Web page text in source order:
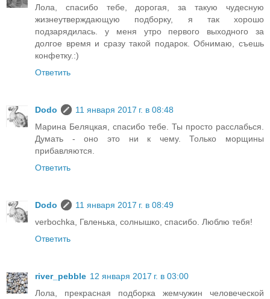
Лола, спасибо тебе, дорогая, за такую чудесную
жизнеутверждающую подборку, я так хорошо
подзарядилась. у меня утро первого выходного за
долгое время и сразу такой подарок. Обнимаю, съешь
конфетку.:)
Ответить
Dodo
11 января 2017 г. в 08:48
Марина Беляцкая, спасибо тебе. Ты просто расслабься.
Думать - оно это ни к чему. Только морщины
прибавляются.
Ответить
Dodo
11 января 2017 г. в 08:49
verbochka, Гвленька, солнышко, спасибо. Люблю тебя!
Ответить
river_pebble 12 января 2017 г. в 03:00
Лола, прекрасная подборка жемчужин человеческой